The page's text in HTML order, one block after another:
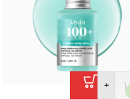
+